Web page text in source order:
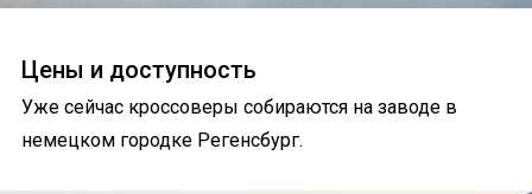
Цены и доступность
Уже сейчас кроссоверы собираются на заводе в
немецком городке Регенсбург.